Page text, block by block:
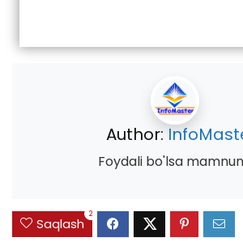
Author:
Foydali bo'lsa
Saqlash
2